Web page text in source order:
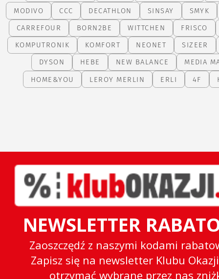
MODIVO
CCC DECATHLON SINSAY
SMYK
CARREFOUR
BORN2BE WITTCHEN
FRISCO
KOMPUTRONIK
KOMFORT NEONET
SIZEER
DYSON
HEBE NEW BALANCE
MEDIA
HOME&YOU
LEROY MERLIN ERLI 4F